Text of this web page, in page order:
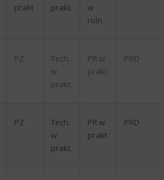
prakt
prakt.
w
roln
PZ
Tech.
w
prakt.
PR w
prakt.
PRD
PZ
Tech.
w
prakt.
PR w
prakt.
PRD